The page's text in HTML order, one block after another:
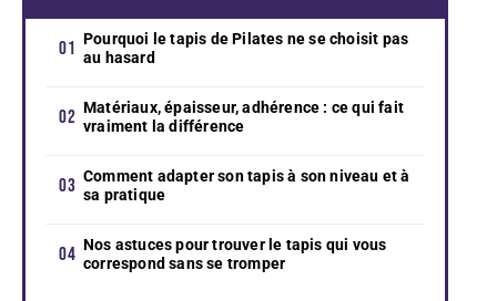
Pourquoi le tapis de Pilates ne se choisit pas
au hasard
Matériaux, épaisseur, adhérence : ce qui fait
vraiment la différence
Comment adapter son tapis à son niveau et à
sa pratique
Nos astuces pour trouver le tapis qui vous
correspond sans se tromper